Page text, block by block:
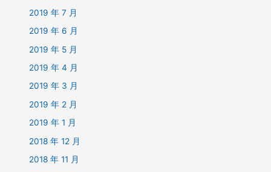
2019 年 7 月
2019 年 6 月
2019 年 5 月
2019 年 4 月
2019 年 3 月
2019 年 2 月
2019 年 1 月
2018 年 12 月
2018 年 11 月